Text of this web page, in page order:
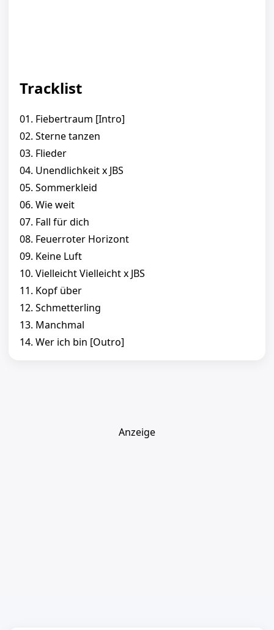
Tracklist
01. Fiebertraum [Intro]
02. Sterne tanzen
03. Flieder
04. Unendlichkeit x JBS
05. Sommerkleid
06. Wie weit
07. Fall für dich
08. Feuerroter Horizont
09. Keine Luft
10. Vielleicht Vielleicht x JBS
11. Kopf über
12. Schmetterling
13. Manchmal
14. Wer ich bin [Outro]
Anzeige